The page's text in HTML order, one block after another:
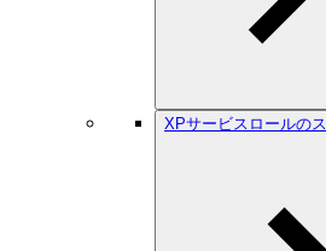
XPサービスロールの